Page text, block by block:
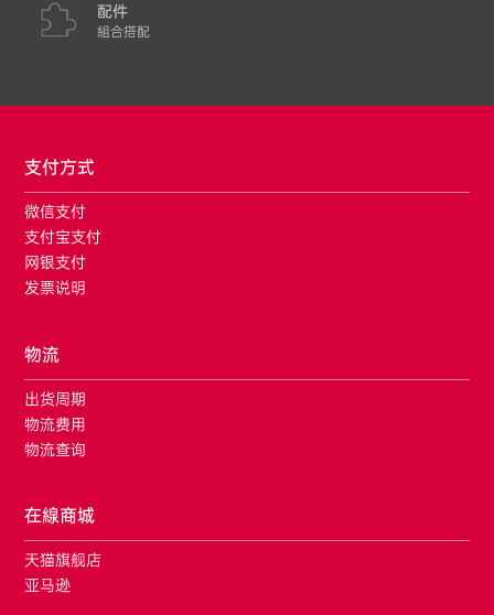
配件
組合搭配
支付方式
微信支付
支付宝支付
网银支付
发票说明
物流
出货周期
物流费用
物流查询
在線商城
天猫旗舰店
亚马逊